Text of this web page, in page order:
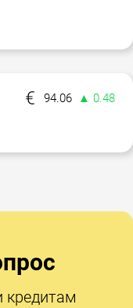
94.06
▲ 0.48
кредитам